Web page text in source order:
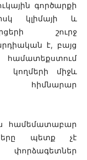
գործարքի
կլիմայի և
շուրջ
է, բայց
կողմերի միջև
հիմնարար
համեմատաբար
պետք չէ